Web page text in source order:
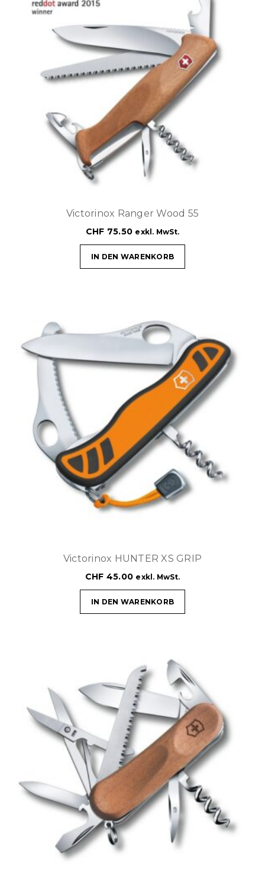
Victorinox Ranger Wood 55
CHF 75.50 exkl. MwSt.
IN DEN WARENKORB
Victorinox HUNTER XS GRIP
CHF 45.00 exkl. MwSt.
IN DEN WARENKORB